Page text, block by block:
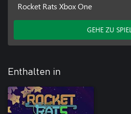
Rocket Rats Xbox One
GEHE ZU SPIEL
Enthalten in